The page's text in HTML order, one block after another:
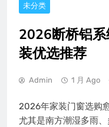
未分类
2026断桥铝
装优选推荐
Admin 1 月 Ago
2026年家装门窗选购
尤其是南方潮湿多雨